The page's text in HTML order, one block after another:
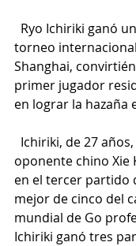
Ryo Ichiriki ganó
torneo
Shanghai,
primer jugador
en lograr la hazaña
Ichiriki, de 27
oponente chino Xie
en el tercer partido
mejor de cinco del
mundial de Go
Ichiriki ganó tres